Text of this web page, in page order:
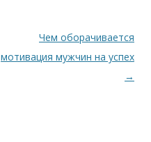
Чем оборачивается
мотивация мужчин на успех
→